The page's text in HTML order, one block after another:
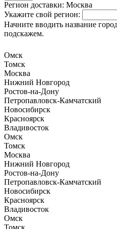
Регион доставки: Москва
Укажите свой регион:
Начните вводить название
подскажем.
Омск
Томск
Москва
Нижний Новгород
Ростов-на-Дону
Петропавловск-Камчатский
Новосибирск
Красноярск
Владивосток
Омск
Томск
Москва
Нижний Новгород
Ростов-на-Дону
Петропавловск-Камчатский
Новосибирск
Красноярск
Владивосток
Омск